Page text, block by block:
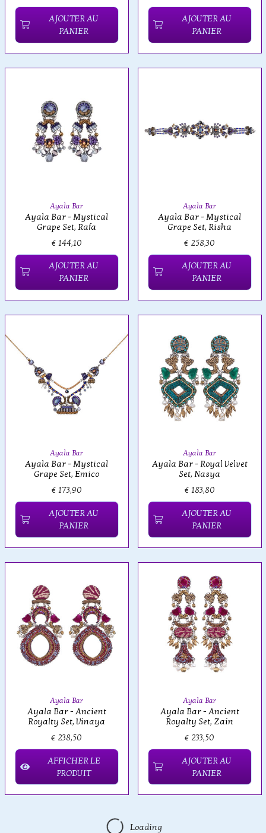
AJOUTER AU
PANIER
AJOUTER AU
PANIER
Ayala Bar
Ayala Bar - Mystical
Grape Set, Rafa
€ 144,10
AJOUTER AU
PANIER
Ayala Bar
Ayala Bar - Mystical
Grape Set, Risha
€ 258,30
AJOUTER AU
PANIER
Ayala Bar
Ayala Bar - Mystical
Grape Set, Emico
€ 173,90
AJOUTER AU
PANIER
Ayala Bar
Ayala Bar - Royal Velvet
Set, Nasya
€ 183,80
AJOUTER AU
PANIER
Ayala Bar
Ayala Bar - Ancient
Royalty Set, Vinaya
€ 238,50
AFFICHER LE
PRODUIT
Ayala Bar
Ayala Bar - Ancient
Royalty Set, Zain
€ 233,50
AJOUTER AU
PANIER
Loading